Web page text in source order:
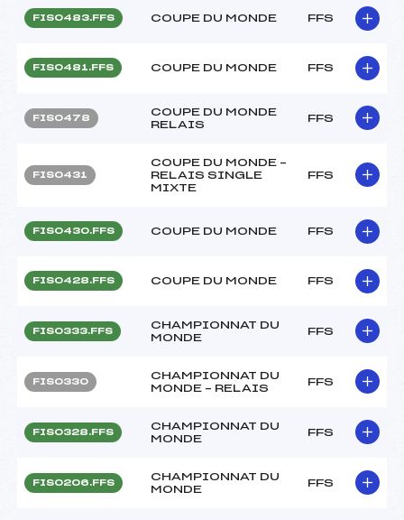
FIS0483.FFS COUPE DU MONDE FFS
FIS0481.FFS COUPE DU MONDE FFS
FIS0478
COUPE DU MONDE
RELAIS
FFS
FIS0431
COUPE DU MONDE –
RELAIS SINGLE
MIXTE
FFS
FIS0430.FFS COUPE DU MONDE FFS
FIS0428.FFS COUPE DU MONDE FFS
FIS0333.FFS
CHAMPIONNAT DU
MONDE
FFS
FIS0330
CHAMPIONNAT DU
MONDE – RELAIS
FFS
FIS0328.FFS
CHAMPIONNAT DU
MONDE
FFS
FIS0206.FFS
CHAMPIONNAT DU
MONDE
FFS